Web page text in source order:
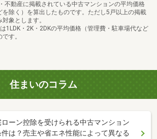
不動産に掲載されている中古マンションの平均価格
を除く）を算出したものです。ただし5戸以上の掲載
象とします。
1LDK・2K・2DKの平均価格（管理費・駐車場代など
す。
住まいのコラム
ローン控除を受けられる中古マンション
は？売主や省エネ性能によって異なる